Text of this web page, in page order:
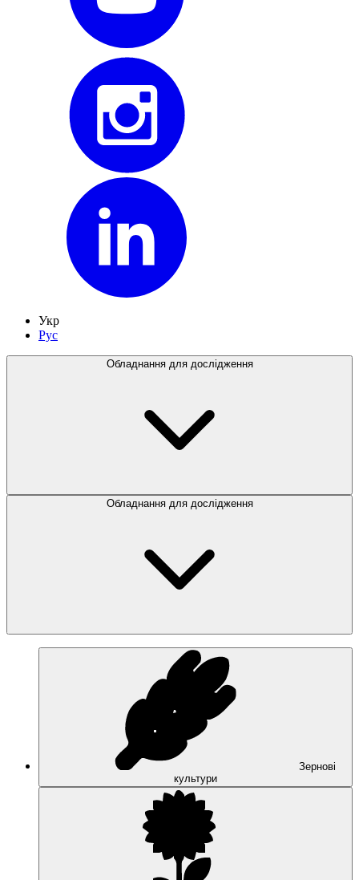
Укр
Рус
Обладнання для дослідження
Обладнання для дослідження
Зернові
культури